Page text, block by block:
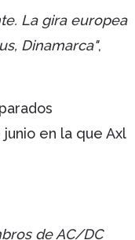
La gira europea
Dinamarca",
en la que Axl
de AC/DC